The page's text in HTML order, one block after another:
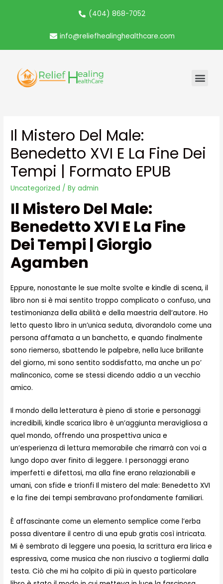
(404) 868-7052
info@reliefhealinghealthcare.com
Il Mistero Del Male:
Benedetto XVI E La Fine Dei
Tempi | Formato EPUB
Uncategorized / Byadmin
Il Mistero Del Male:
Benedetto XVI E La Fine
Dei Tempi | Giorgio
Agamben
Eppure, nonostante le sue molte svolte e kindle di scena, il
libro non si è mai sentito troppo complicato o confuso, una
testimonianza della abilità e della maestria dell’autore. Ho
letto questo libro in un’unica seduta, divorandolo come una
persona affamata a un banchetto, e quando finalmente
sono riemerso, sbattendo le palpebre, nella luce brillante
del giorno, mi sono sentito soddisfatto, ma anche un po’
malinconico, come se stessi dicendo addio a un vecchio
amico.
Il mondo della letteratura è pieno di storie e personaggi
incredibili, kindle scarica libro è un’aggiunta meravigliosa a
quel mondo, offrendo una prospettiva unica e
un’esperienza di lettura memorabile che rimarrà con voi a
lungo dopo aver finito di leggere. I personaggi erano
imperfetti e difettosi, ma alla fine erano relazionabili e
umani, con sfide e trionfi Il mistero del male: Benedetto XVI
e la fine dei tempi sembravano profondamente familiari.
È affascinante come un elemento semplice come l’erba
possa diventare il centro di una epub gratis così intricata.
Mi è sembrato di leggere una poesia, la scrittura era lirica e
espressiva, come musica che non riuscivo a togliermi dalla
testa. Ciò che mi ha colpito di più in questo particolare